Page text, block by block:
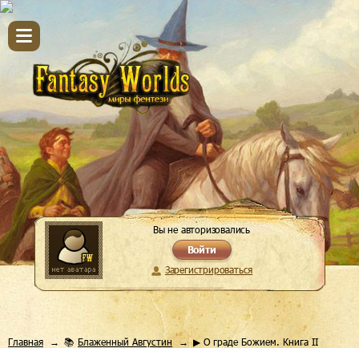
Вы не авторизовались
Войти
Зарегистрироваться
Главная 📚 Блаженный Августин ▶ О граде Божием. Книга II